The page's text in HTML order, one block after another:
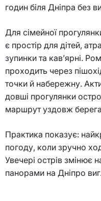
годин біля Дніпра без
Для сімейної
є простір для дітей,
зупинки та кав’ярні.
проходить через
точки й набережну.
довші прогулянки
маршрут уздовж
Практика показує:
погоду, коли зручно
Увечері острів змінює
панорами на Дніпро